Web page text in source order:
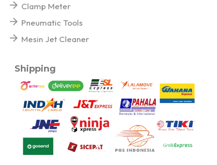
Clamp Meter
Pneumatic Tools
Mesin Jet Cleaner
Shipping